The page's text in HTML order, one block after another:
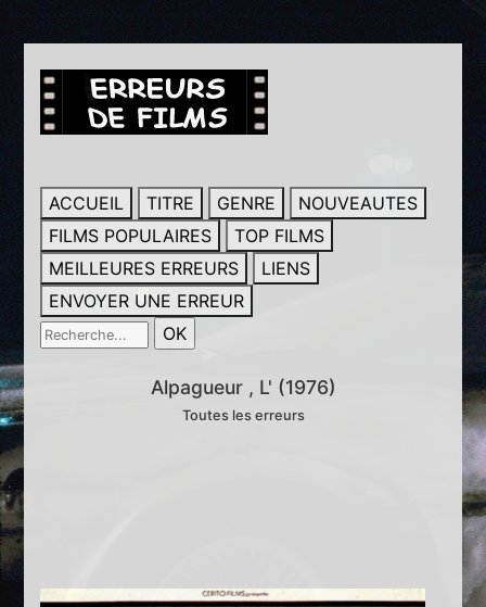
ACCUEIL TITRE GENRE
NOUVEAUTES
FILMS POPULAIRES
TOP FILMS
MEILLEURES ERREURS
LIENS
ENVOYER UNE ERREUR
Alpagueur , L' (1976)
Toutes les erreurs